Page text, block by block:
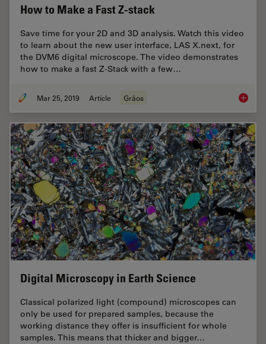
How to Make a Fast Z-stack
Save time for your 2D and 3D analysis. Watch this video
to learn about the new user interface, LAS X.next, for
the DVM6 digital microscope. The video demonstrates
how to make a fast Z-Stack with a few…
Mar 25, 2019 Article Grãos How to
Digital Microscopy in Earth Science
Classical polarized light (compound) microscopes can
only be used for prepared samples, because the
working distance they offer is insufficient for whole
samples. This means that thicker and bigger…